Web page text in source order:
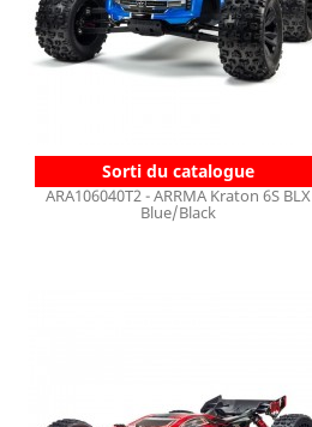
Sorti du catalogue
ARA106040T2 - ARRMA Kraton 6S BLX
Blue/Black